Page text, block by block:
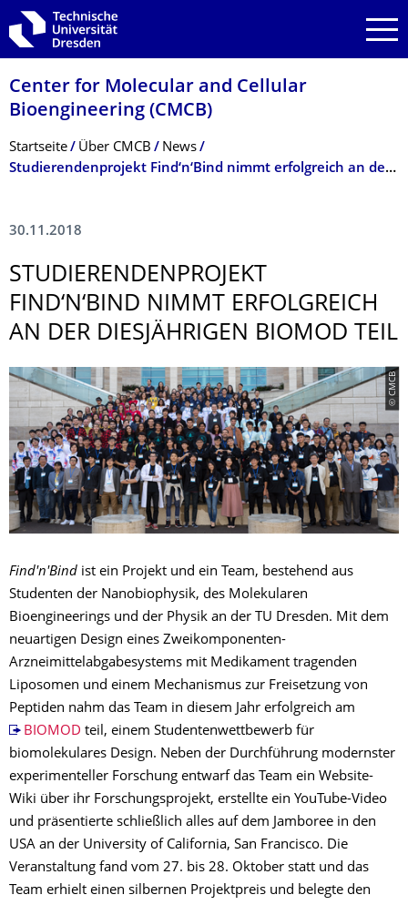
Zur Hauptnavigation springen
Zur Suche springen
Zum Inhalt springen
Center for Molecular and Cellular
Bioengineering (CMCB)
Breadcrumb-Menü
Startseite Über CMCB
News
Studierendenprojekt Find‘n‘Bind nimmt erfolgreich an der diesjährigen BIOMOD teil
30.11.2018
STUDIERENDEN­PROJEKT
FIND‘N‘BIND NIMMT ERFOLGREICH
AN DER DIESJÄHRIGEN BIOMOD TEIL
© CMCB
Find'n'Bind ist ein Projekt und ein Team, bestehend aus
Studenten der Nanobiophysik, des Molekularen
Bioengineerings und der Physik an der TU Dresden. Mit dem
neuartigen Design eines Zweikomponenten-
Arzneimittelabgabesystems mit Medikament tragenden
Liposomen und einem Mechanismus zur Freisetzung von
Peptiden nahm das Team in diesem Jahr erfolgreich am
BIOMOD teil, einem Studentenwettbewerb für
biomolekulares Design. Neben der Durchführung modernster
experimenteller Forschung entwarf das Team ein Website-
Wiki über ihr Forschungsprojekt, erstellte ein YouTube-Video
und präsentierte schließlich alles auf dem Jamboree in den
USA an der University of California, San Francisco. Die
Veranstaltung fand vom 27. bis 28. Oktober statt und das
Team erhielt einen silbernen Projektpreis und belegte den